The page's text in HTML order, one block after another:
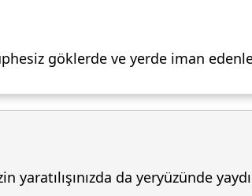
göklerde ve yerde iman
yaratılışınızda da yeryüzünde